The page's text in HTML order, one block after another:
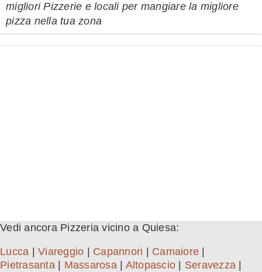
migliori Pizzerie e locali per mangiare la migliore
pizza nella tua zona
Vedi ancora Pizzeria vicino a Quiesa:
Lucca Viareggio Capannori Camaiore
Pietrasanta| Massarosa| Altopascio Seravezza